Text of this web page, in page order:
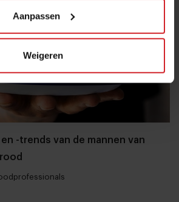
Aanpassen
Weigeren
-trends van de mannen van